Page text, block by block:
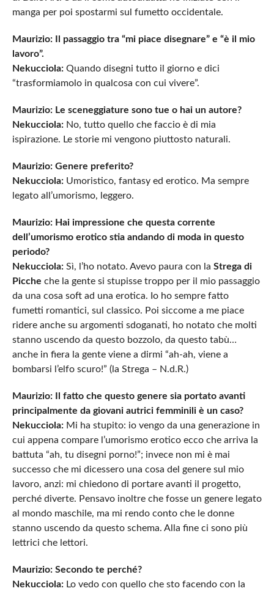
manga per poi spostarmi sul fumetto occidentale.
Maurizio: Il passaggio tra “mi piace disegnare” e “è il mio
lavoro”.
Nekucciola: Quando disegni tutto il giorno e dici
“trasformiamolo in qualcosa con cui vivere”.
Maurizio: Le sceneggiature sono tue o hai un autore?
Nekucciola: No, tutto quello che faccio è di mia
ispirazione. Le storie mi vengono piuttosto naturali.
Maurizio: Genere preferito?
Nekucciola: Umoristico, fantasy ed erotico. Ma sempre
legato all’umorismo, leggero.
Maurizio: Hai impressione che questa corrente
dell’umorismo erotico stia andando di moda in questo
periodo?
Nekucciola: Sì, l’ho notato. Avevo paura con la Strega di
Picche che la gente si stupisse troppo per il mio passaggio
da una cosa soft ad una erotica. Io ho sempre fatto
fumetti romantici, sul classico. Poi siccome a me piace
ridere anche su argomenti sdoganati, ho notato che molti
stanno uscendo da questo bozzolo, da questo tabù…
anche in fiera la gente viene a dirmi “ah-ah, viene a
bombarsi l’elfo scuro!” (la Strega – N.d.R.)
Maurizio: Il fatto che questo genere sia portato avanti
principalmente da giovani autrici femminili è un caso?
Nekucciola: Mi ha stupito: io vengo da una generazione in
cui appena compare l’umorismo erotico ecco che arriva la
battuta “ah, tu disegni porno!”; invece non mi è mai
successo che mi dicessero una cosa del genere sul mio
lavoro, anzi: mi chiedono di portare avanti il progetto,
perché diverte. Pensavo inoltre che fosse un genere legato
al mondo maschile, ma mi rendo conto che le donne
stanno uscendo da questo schema. Alla fine ci sono più
lettrici che lettori.
Maurizio: Secondo te perché?
Nekucciola: Lo vedo con quello che sto facendo con la